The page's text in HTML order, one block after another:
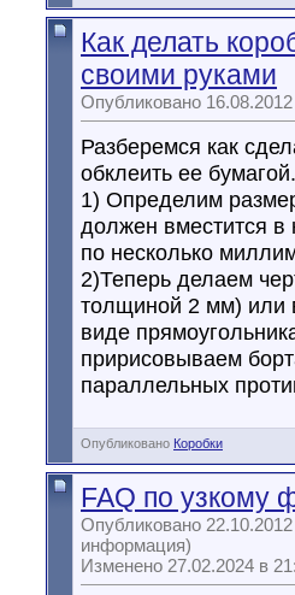
Как делать
своими руками
Опубликовано
Разберемся как
обклеить ее бумагой.
1) Определим
должен вместится в
по несколько
2)Теперь делаем
толщиной 2 мм) или
виде
пририсовываем
параллельных
Опубликовано Коробки
FAQ по узкому
Опубликовано
информация)
Изменено 27.02.2024 в